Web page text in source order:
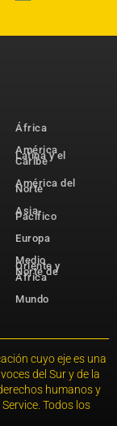
África
América
Latina y el
Caribe
América del
Norte
Asia-
Pacífico
Europa
Medio
Oriente y
Norte de
África
Mundo
cuyo eje es una
del Sur y de la
humanos y
Todos los